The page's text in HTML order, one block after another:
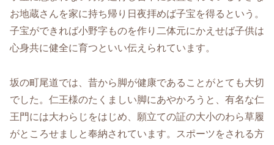
お地蔵さんを家に持ち帰り日夜拝めば子宝を得るという。
子宝ができれば小野字ものを作り二体元にかえせば子供は
心身共に健全に育つといい伝えられています。
坂の町尾道では、昔から脚が健康であることがとても大切
でした。仁王様のたくましい脚にあやかろうと、有名な仁
王門には大わらじをはじめ、願立ての証の大小のわら草履
がところせましと奉納されています。スポーツをされる方